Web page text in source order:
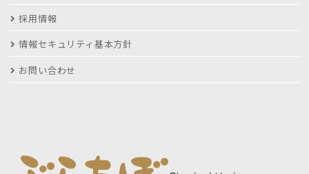
採用情報
情報セキュリティ基本方針
お問い合わせ